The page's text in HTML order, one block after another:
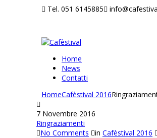
Tel. 051 6145885
Home
News
Contatti
HomeCafèstival 2016
7 Novembre 2016
Ringraziamenti
No Comments
in Cafèstival 2016